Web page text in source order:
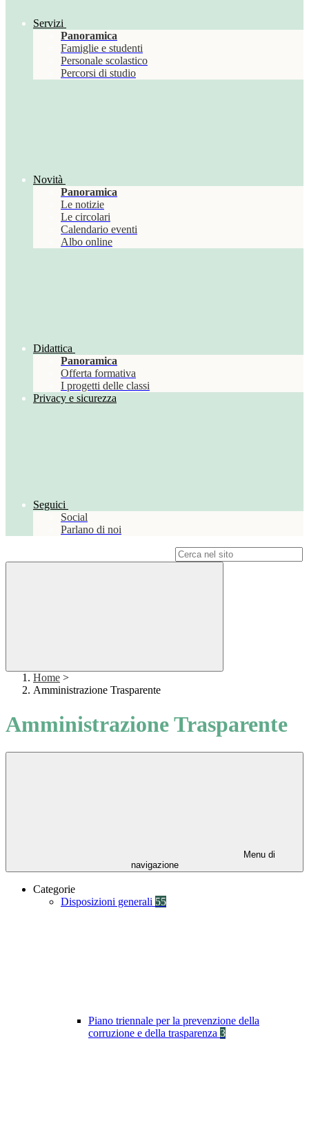
Servizi
Panoramica
Famiglie e studenti
Personale scolastico
Percorsi di studio
Novità
Panoramica
Le notizie
Le circolari
Calendario eventi
Albo online
Didattica
Panoramica
Offerta formativa
I progetti delle classi
Privacy e sicurezza
Seguici
Social
Parlano di noi
Home >
Amministrazione Trasparente
Amministrazione Trasparente
Menu di
navigazione
Categorie
Disposizioni generali 55
Piano triennale per la prevenzione della
corruzione e della trasparenza 3